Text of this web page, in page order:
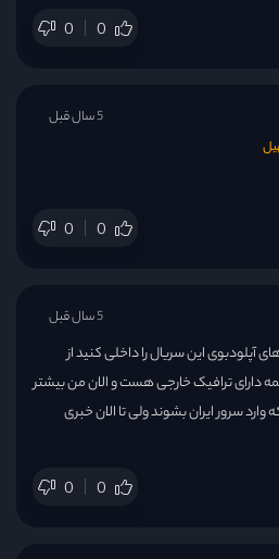
0 0
0 0
5 سال قبل
آپلودبوی این سریال را داخلی کنید از
همه دارای ترافیک خارجی هست و الان من بیشتر
وارد سرور ایران بشوند ولی تا الان خبری
0 0
5 سال قبل